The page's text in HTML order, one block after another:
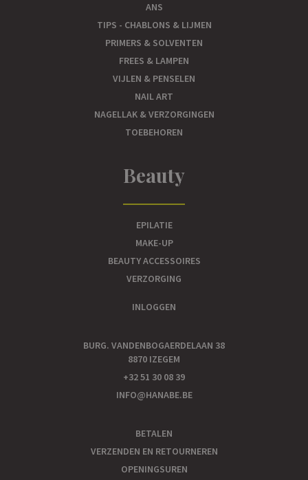
ANS
TIPS - CHABLONS & LIJMEN
PRIMERS & SOLVENTEN
FREES & LAMPEN
VIJLEN & PENSELEN
NAIL ART
NAGELLAK & VERZORGINGEN
TOEBEHOREN
Beauty
EPILATIE
MAKE-UP
BEAUTY ACCESSOIRES
VERZORGING
INLOGGEN
BURG. VANDENBOGAERDELAAN 38
8870 IZEGEM
+32 51 30 08 39
INFO@HANABE.BE
BETALEN
VERZENDEN EN RETOURNEREN
OPENINGSUREN